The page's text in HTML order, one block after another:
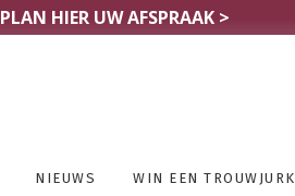
PLAN HIER UW AFSPRAAK >
NIEUWS WIN EEN TROUWJURK